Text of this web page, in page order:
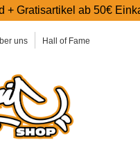
uns Hall of Fame
ab 50€